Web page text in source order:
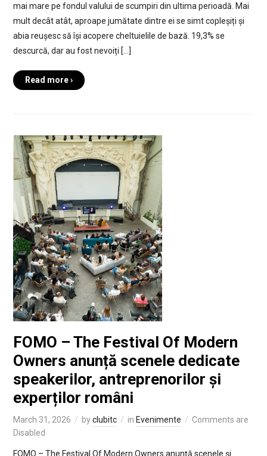
mai mare pe fondul valului de scumpiri din ultima perioadă. Mai
mult decât atât, aproape jumătate dintre ei se simt copleșiți și
abia reușesc să își acopere cheltuielile de bază. 19,3% se
descurcă, dar au fost nevoiți […]
Read more ›
FOMO – The Festival Of Modern
Owners anunță scenele dedicate
speakerilor, antreprenorilor și
experților români
March 31, 2026 byclubitc in Evenimente
Comments are
Disabled
FOMO – The Festival Of Modern Owners anunță scenele și